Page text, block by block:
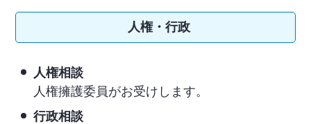
人権・行政
人権相談
人権擁護委員がお受けします。
行政相談